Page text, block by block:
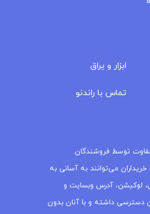
ابزار و یراق
تماس با راندنو
توسط فروشندگان
می‌توانند به آسانی به
لوکیشن، آدرس وبسایت و
دسترسی داشته و با آنان بدون